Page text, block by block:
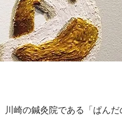
川崎の鍼灸院である「ぱん